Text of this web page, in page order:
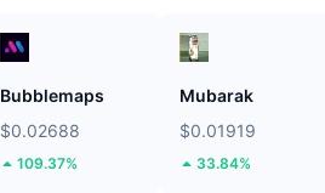
Bubblemaps
$0.02688
109.37%
Mubarak
$0.01919
33.84%